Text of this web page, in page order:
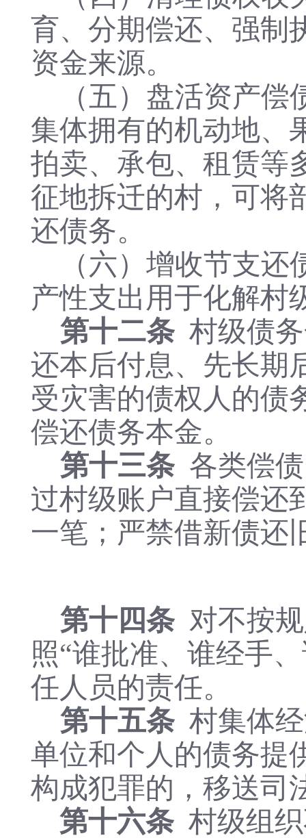
育、分期偿还、强制
资金来源。
（五）盘活资产
集体拥有的机动地、
拍卖、承包、租赁等
征地拆迁的村，可将
还债务。
（六）增收节支
产性支出用于化解村
第十二条 村级债
还本后付息、先长期
受灾害的债权人的债
偿还债务本金。
第十三条 各类偿
过村级账户直接偿还
一笔；严禁借新债还
第十四条 对不按
照“谁批准、谁经手
任人员的责任。
第十五条 村集体
单位和个人的债务提
构成犯罪的，移送司
第十六条 村级组